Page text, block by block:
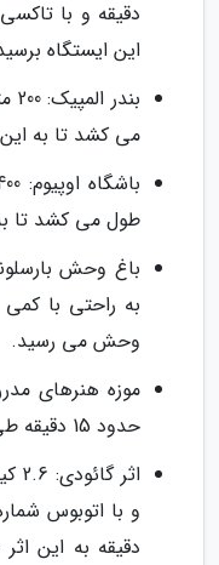
این ایستگاه
می کشد تا به
طول می کشد تا
وحش می رسید.
حدود 15 دقیقه طی کردن این راستا، طول می کشد.